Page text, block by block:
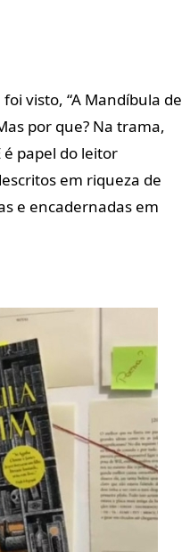
visto, “A Mandíbula de
por que? Na trama,
papel do leitor
em riqueza de
e encadernadas em